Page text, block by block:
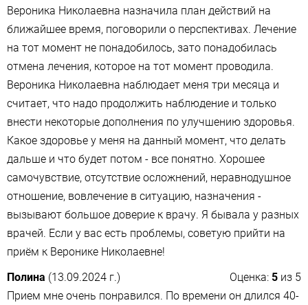
Вероника Николаевна назначила план действий на
ближайшее время, поговорили о перспективах. Лечение
на тот момент не понадобилось, зато понадобилась
отмена лечения, которое на тот момент проводила.
Вероника Николаевна наблюдает меня три месяца и
считает, что надо продолжить наблюдение и только
внести некоторые дополнения по улучшению здоровья.
Какое здоровье у меня на данный момент, что делать
дальше и что будет потом - все понятно. Хорошее
самочувствие, отсутствие осложнений, неравнодушное
отношение, вовлечение в ситуацию, назначения -
вызывают большое доверие к врачу. Я бывала у разных
врачей. Если у вас есть проблемы, советую прийти на
приём к Веронике Николаевне!
Полина (13.09.2024 г.) Оценка: 5 из 5
Прием мне очень понравился. По времени он длился 40-